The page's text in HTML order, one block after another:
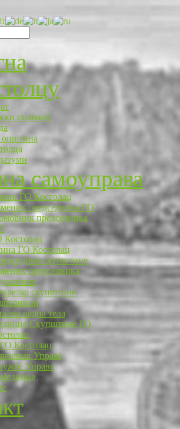
положај
општина
самоуправа
ГО Костолац
председника ГО
председника
Костолац
ГО Костолац
скупштине
председника
скупштине
радна тела
Скупштине ГО
Костолац
Управе
Управе